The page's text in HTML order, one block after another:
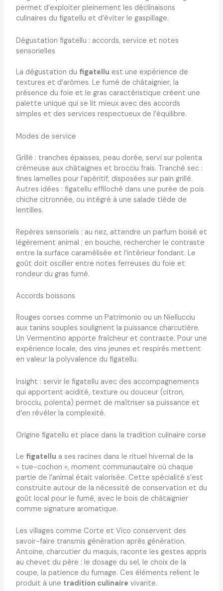
permet d’exploiter pleinement les déclinaisons
culinaires du figatellu et d’éviter le gaspillage.
Dégustation figatellu : accords, service et notes
sensorielles
La dégustation du figatellu est une expérience de
textures et d’arômes. Le fumé de châtaignier, la
présence du foie et le gras caractéristique créent une
palette unique qui se lit mieux avec des accords
simples et des services respectueux de l’équilibre.
Modes de service
Grillé : tranches épaisses, peau dorée, servi sur polenta
crémeuse aux châtaignes et brocciu frais. Tranché sec :
fines lamelles pour l’apéritif, disposées sur pain grillé.
Autres idées : figatellu effiloché dans une purée de pois
chiche citronnée, ou intégré à une salade tiède de
lentilles.
Repères sensoriels : au nez, attendre un parfum boisé et
légèrement animal ; en bouche, rechercher le contraste
entre la surface caramélisée et l’intérieur fondant. Le
goût doit osciller entre notes ferreuses du foie et
rondeur du gras fumé.
Accords boissons
Rouges corses comme un Patrimonio ou un Niellucciu
aux tanins souples soulignent la puissance charcutière.
Un Vermentino apporte fraîcheur et contraste. Pour une
expérience locale, des vins jeunes et respirés mettent
en valeur la polyvalence du figatellu.
Insight : servir le figatellu avec des accompagnements
qui apportent acidité, texture ou douceur (citron,
brocciu, polenta) permet de maîtriser sa puissance et
d’en révéler la complexité.
Origine figatellu et place dans la tradition culinaire corse
Le figatellu a ses racines dans le rituel hivernal de la
« tue-cochon », moment communautaire où chaque
partie de l’animal était valorisée. Cette spécialité s’est
construite autour de la nécessité de conservation et du
goût local pour le fumé, avec le bois de châtaignier
comme signature aromatique.
Les villages comme Corte et Vico conservent des
savoir-faire transmis génération après génération.
Antoine, charcutier du maquis, raconte les gestes appris
au chevet du père : le dosage du sel, le choix de la
coupe, la patience du fumage. Ces éléments relient le
produit à une tradition culinaire vivante.